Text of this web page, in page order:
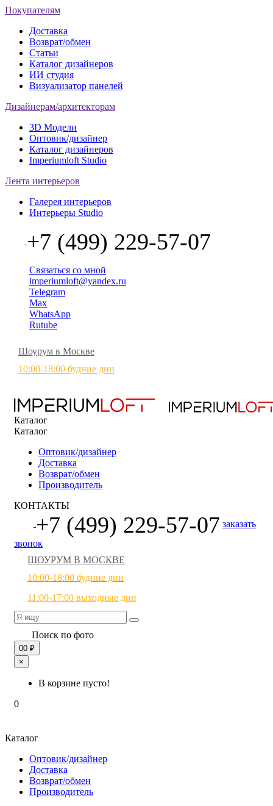
Покупателям
Доставка
Возврат/обмен
Статьи
Каталог дизайнеров
ИИ студия
Визуализатор панелей
Дизайнерам/архитекторам
3D Модели
Оптовик/дизайнер
Каталог дизайнеров
Imperiumloft Studio
Лента интерьеров
Галерея интерьеров
Интерьеры Studio
+7 (499) 229-57-07
Связаться со мной
imperiumloft@yandex.ru
Telegram
Max
WhatsApp
Rutube
Шоурум в Москве
10:00-18:00 будние дни
Каталог
Каталог
Оптовик/дизайнер
Доставка
Возврат/обмен
Производитель
КОНТАКТЫ
+7 (499) 229-57-07 заказать
звонок
ШОУРУМ В МОСКВЕ
10:00-18:00 будние дни
11:00-17:00 выходные дни
Поиск по фото
00 ₽
×
В корзине пусто!
0
Каталог
Оптовик/дизайнер
Доставка
Возврат/обмен
Производитель